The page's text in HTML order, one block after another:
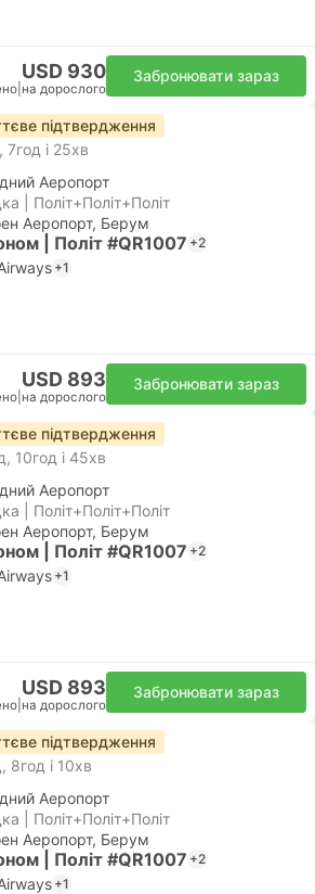
USD 930
на дорослого
Забронювати зараз
підтвердження
7год і 25хв
Аеропорт
| Політ+Політ+Політ
Аеропорт, Берум
| Політ #QR1007 +2
+1
USD 893
на дорослого
Забронювати зараз
підтвердження
10год і 45хв
Аеропорт
| Політ+Політ+Політ
Аеропорт, Берум
| Політ #QR1007 +2
+1
USD 893
на дорослого
Забронювати зараз
підтвердження
8год і 10хв
Аеропорт
| Політ+Політ+Політ
Аеропорт, Берум
| Політ #QR1007 +2
+1